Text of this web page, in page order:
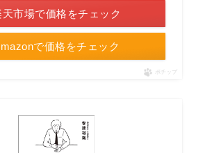
で価格をチェック
天市場で価格をチェック
ポチップ